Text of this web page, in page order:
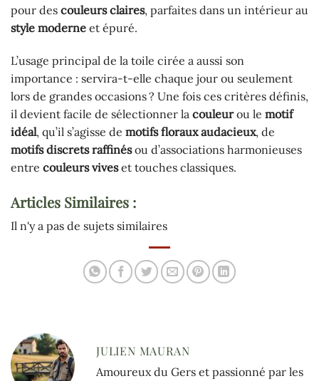
pour des couleurs claires, parfaites dans un intérieur au
style moderne et épuré.
L’usage principal de la toile cirée a aussi son
importance : servira-t-elle chaque jour ou seulement
lors de grandes occasions ? Une fois ces critères définis,
il devient facile de sélectionner la couleurou le motif
idéal, qu’il s’agisse de motifs floraux audacieux, de
motifs discrets raffinésou d’associations harmonieuses
entre couleurs viveset touches classiques.
Articles Similaires :
Il n'y a pas de sujets similaires
JULIEN MAURAN
Amoureux du Gers et passionné par les